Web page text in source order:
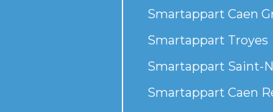
Smartappart Caen
Smartappart Troyes
Smartappart Saint-
Smartappart Caen